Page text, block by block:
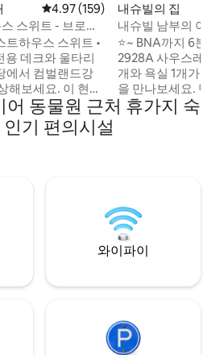
평점 4.97점(5점 만점), 후기 159
4.97 (159)
스위트 - 브로드
트하우스 스위트 •
용 데크와 울타리
에서 컴벌랜드강
해보세요. 이 현대
양쪽의 장점을
웨이, 더 걸치, 브
시내에서 단 15분
지 15분 🤠 ✈️ BNA
내슈빌의 집
내슈빌 남부의 아늑
거리->브로드웨이
⭐~ BNA까지 6분 ⭐~
2928A 사우스레이
개와 욕실 1개가
을 만나보세요. 단
적인 이 숙소는 도
하기에 편리하며
동물원 근처 휴가지 숙
기 편의시설
와이파이